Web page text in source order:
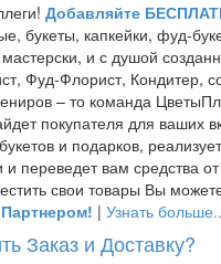
Добавляйте
букеты, капкейки, фуд-
и с душой
Фуд-Флорист, Кондитер,
– то команда
покупателя для ваших
и подарков,
переведет вам средства от
свои товары Вы
| Узнать
Заказ и Доставку?